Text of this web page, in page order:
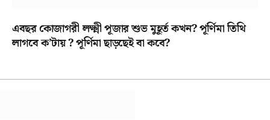
এবছর কোজাগরী লক্ষ্মী পূজার শুভ মুহূর্ত কখন? পূর্ণিমা তিথি
লাগবে ক’টায় ? পূর্ণিমা ছাড়ছেই বা কবে?